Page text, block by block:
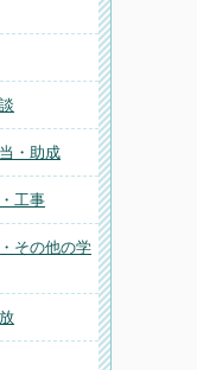
・助成
工事
その他の学